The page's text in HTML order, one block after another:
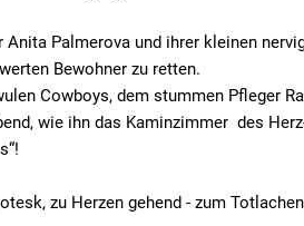
Palmerova und ihrer kleinen
Bewohner zu retten.
Cowboys, dem stummen Pfleger
wie ihn das Kaminzimmer des
zu Herzen gehend - zum